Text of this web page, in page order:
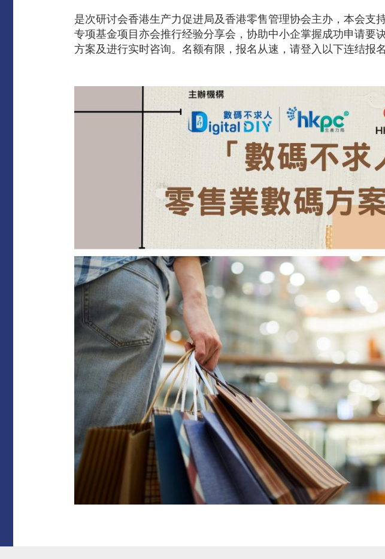
是次研讨会香港生产力促进局及香港零售管理协会主办，本会
专项基金项目亦会推行经验分享会，协助中小企掌握成功申请
方案及进行实时咨询。名额有限，报名从速，请登入以下连结报名